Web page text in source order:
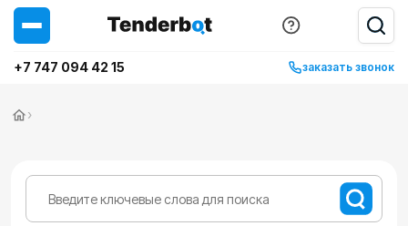
+7 747 094 42 15 заказать звонок
›